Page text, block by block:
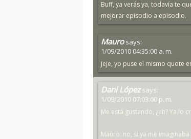
Buff, ya verás ya, todavía te
mejorar episodio a episodio.
Mauro says:
1/09/2010 04:35:00 a. m.
Jeje, yo puse el mismo quote
Dani López says:
1/09/2010 07:03:00 p. m.
Me está gustando, ¿eh? Ya lo
Mauro: no, si ya me